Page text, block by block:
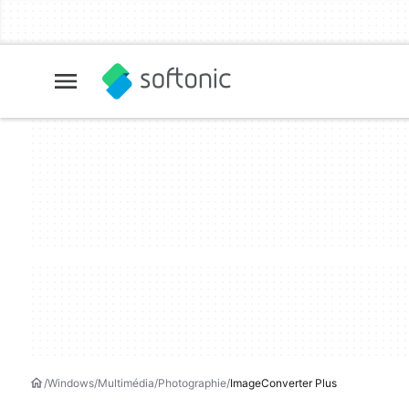
Windows Multimédia Photographie ImageConverter Plus